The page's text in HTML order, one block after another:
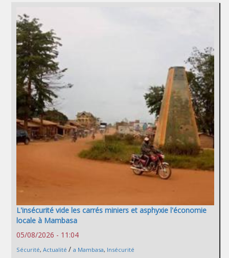
L'insécurité vide les carrés miniers et asphyxie l'économie
locale à Mambasa
05/08/2026 - 11:04
Sécurité, Actualité / a Mambasa, Insécurité